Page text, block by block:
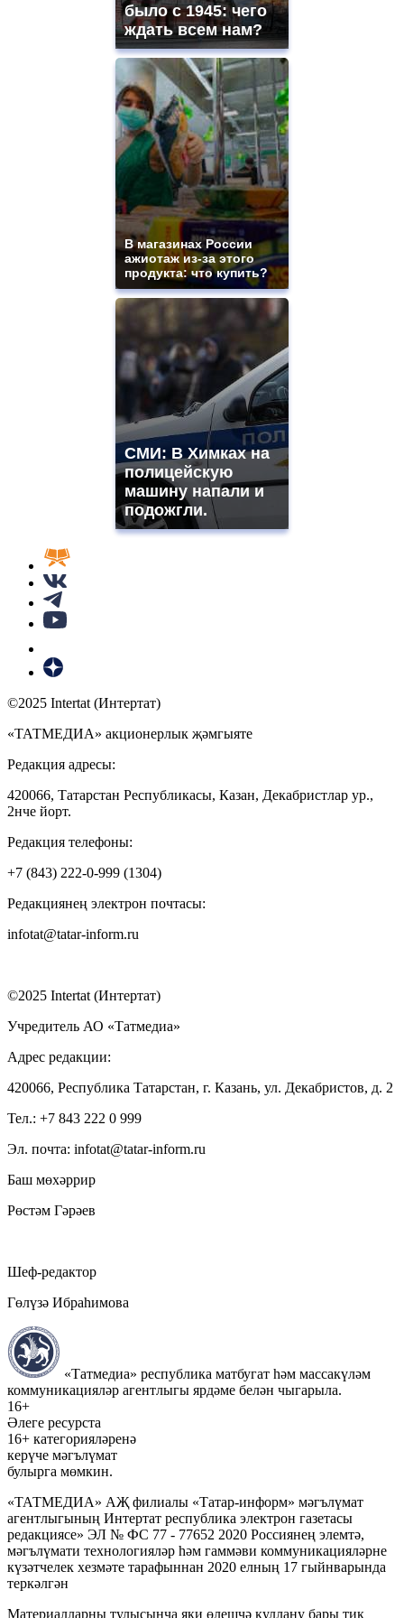
было с 1945: чего
ждать всем нам?
В магазинах России
ажиотаж из-за этого
продукта: что купить?
СМИ: В Химках на
полицейскую
машину напали и
подожгли.
©2025 Intertat (Интертат)
«ТАТМЕДИА» акционерлык җәмгыяте
Редакция адресы:
420066, Татарстан Республикасы, Казан, Декабристлар ур.,
2нче йорт.
Редакция телефоны:
+7 (843) 222-0-999 (1304)
Редакциянең электрон почтасы:
infotat@tatar-inform.ru
©2025 Intertat (Интертат)
Учредитель АО «Татмедиа»
Адрес редакции:
420066, Республика Татарстан, г. Казань, ул. Декабристов, д. 2
Тел.: +7 843 222 0 999
Эл. почта: infotat@tatar-inform.ru
Баш мөхәррир
Рөстәм Гәрәев
Шеф-редактор
Гөлүзә Ибраһимова
«Татмедиа» республика матбугат һәм массакүләм
коммуникацияләр агентлыгы ярдәме белән чыгарыла.
16+
Әлеге ресурста
16+ категорияләренә
керүче мәгълүмат
булырга мөмкин.
«ТАТМЕДИА» АҖ филиалы «Татар-информ» мәгълүмат
агентлыгының Интертат республика электрон газетасы
редакциясе» ЭЛ № ФС 77 - 77652 2020 Россиянең элемтә,
мәгълүмати технологияләр һәм гаммәви коммуникацияләрне
күзәтчелек хезмәте тарафыннан 2020 елның 17 гыйнварында
теркәлгән
Материалларны тулысынча яки өлешчә куллану бары тик